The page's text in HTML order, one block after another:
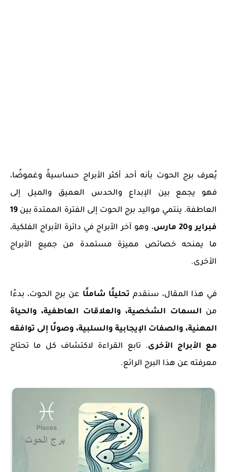
يُعرف برج الحوت بأنه أحد أكثر الأبراج حساسيةً وغموضًا،
فهو يجمع بين الإبداع والحدس العميق والميل إلى
العاطفة. ينتمي مواليد برج الحوت إلى الفترة الممتدة بين 19
فبراير و20 مارس
، وهو آخر الأبراج في دائرة الأبراج الفلكية،
ما يمنحه خصائص مميزة مستمدة من جميع الأبراج
الأخرى.
في هذا المقال، سنقدم تحليلًا شاملًا عن برج الحوت، بدءًا
من السمات الشخصية، والعلاقات العاطفية، والحياة
المهنية، والصفات الإيجابية والسلبية، وصولًا إلى توافقه
مع الأبراج الأخرى. تابع القراءة لاكتشاف كل ما تحتاج
معرفته عن هذا البرج الرائع.